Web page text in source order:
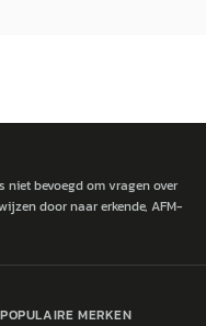
niet bevoegd om vragen over
door naar erkende, AFM-
POPULAIRE MERKEN